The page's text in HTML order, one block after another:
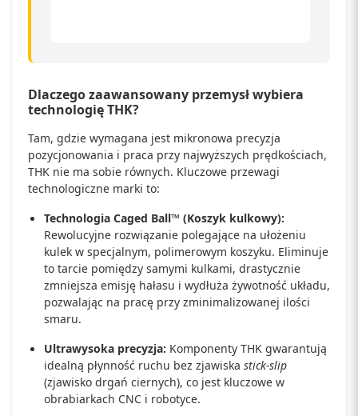
Dlaczego zaawansowany przemysł wybiera
technologię THK?
Tam, gdzie wymagana jest mikronowa precyzja
pozycjonowania i praca przy najwyższych prędkościach,
THK nie ma sobie równych. Kluczowe przewagi
technologiczne marki to:
Technologia Caged Ball™ (Koszyk kulkowy):
Rewolucyjne rozwiązanie polegające na ułożeniu
kulek w specjalnym, polimerowym koszyku. Eliminuje
to tarcie pomiędzy samymi kulkami, drastycznie
zmniejsza emisję hałasu i wydłuża żywotność układu,
pozwalając na pracę przy zminimalizowanej ilości
smaru.
Ultrawysoka precyzja: Komponenty THK gwarantują
idealną płynność ruchu bez zjawiska stick-slip
(zjawisko drgań ciernych), co jest kluczowe w
obrabiarkach CNC i robotyce.